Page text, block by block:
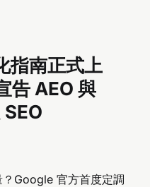
指南正式上
告 AEO 與
Google 官方首度定調